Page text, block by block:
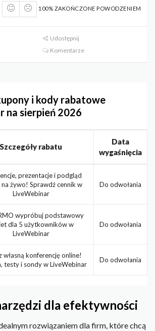
100% ZAKOŃCZONE POWODZENIEM
Udostępnij
Komentarze
i kody rabatowe
na sierpień 2026
Szczegóły rabatu
Data
wygaśnięcia
prezentacje i podgląd
żywo! Sprawdź cennik w
LiveWebinar
Do odwołania
wypróbuj podstawowy
dla 5 użytkowników w
LiveWebinar
Do odwołania
własną konferencję online!
testy i sondy w LiveWebinar
Do odwołania
dla efektywności
rozwiązaniem dla firm, które chcą